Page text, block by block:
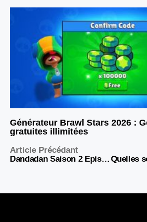
Générateur Brawl Stars 2026 :
gratuites illimitées
Article Précédant
Dandadan Saison 2 Épisode 19 : “Feeling Kinda Gloomy” – Un tournant émotionnel dans la série